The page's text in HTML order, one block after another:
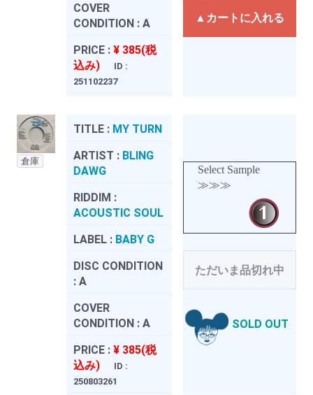
COVER
CONDITION : A
PRICE : ¥ 385(税
込み)
ID :
251102237
▲カートに入れる
倉庫
TITLE : MY TURN
ARTIST : BLING
DAWG
RIDDIM :
ACOUSTIC SOUL
LABEL : BABY G
DISC CONDITION
: A
COVER
CONDITION : A
PRICE : ¥ 385(税
込み)
ID :
250803261
Select Sample
≫≫≫
ただいま品切れ中
SOLD OUT